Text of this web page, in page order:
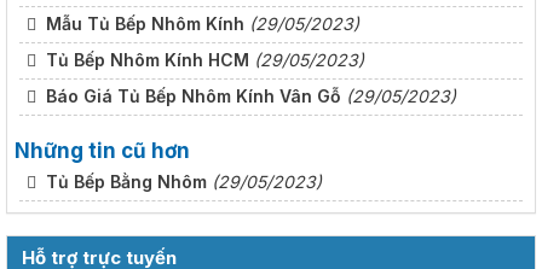
Mẫu Tủ Bếp Nhôm Kính (29/05/2023)
Tủ Bếp Nhôm Kính HCM (29/05/2023)
Báo Giá Tủ Bếp Nhôm Kính Vân Gỗ (29/05/2023)
Những tin cũ hơn
Tủ Bếp Bằng Nhôm (29/05/2023)
Hỗ trợ trực tuyến